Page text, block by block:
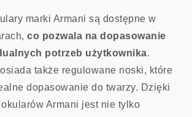
marki Armani są dostępne w
co pozwala na dopasowanie
potrzeb użytkownika.
także regulowane noski, które
dopasowanie do twarzy. Dzięki
Armani jest nie tylko